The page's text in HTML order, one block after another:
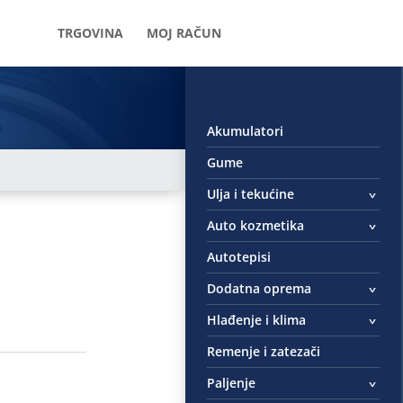
TRGOVINA MOJ RAČUN
Akumulatori
Gume
Ulja i tekućine
Auto kozmetika
Autotepisi
Dodatna oprema
Hlađenje i klima
Remenje i zatezači
Paljenje